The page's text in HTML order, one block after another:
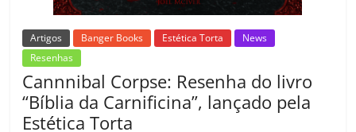
Artigos Banger Books Estética Torta
News
Resenhas
Cannnibal Corpse: Resenha do livro
“Bíblia da Carnificina”, lançado pela
Estética Torta